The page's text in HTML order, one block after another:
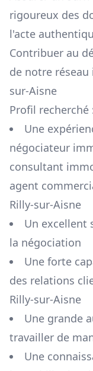
rigoureux des
l'acte
Contribuer au
de notre
sur-Aisne
Profil recherché
Une
négociateur
consultant
agent
Rilly-sur-Aisne
Un excellent
la négociation
Une forte
des relations
Rilly-sur-Aisne
Une grande
travailler de
Une